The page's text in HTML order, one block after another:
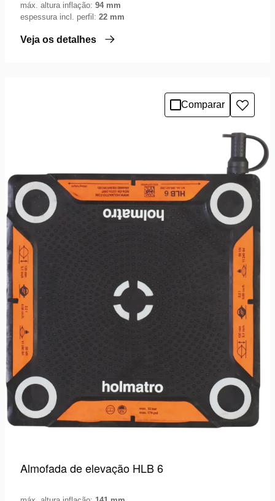
máx. altura inflação: 94 mm
espessura incl. perfil: 22 mm
Veja os detalhes
Comparar
à
lista
de
Almofada de elevação HLB 6